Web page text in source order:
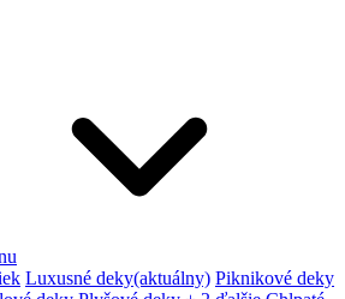
Luxusné deky(aktuálny) Piknikové deky